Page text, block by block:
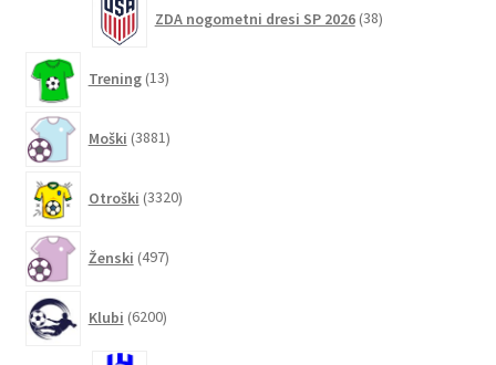
ZDA nogometni dresi SP 2026 38izdelkov
Trening 13izdelkov
Moški 3881izdelkov
Otroški 3320izdelkov
Ženski 497izdelkov
Klubi 6200izdelkov